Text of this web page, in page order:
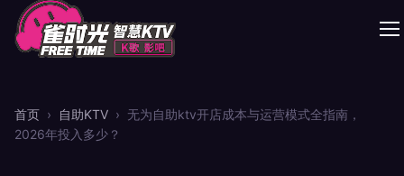
首页 › 自助KTV › 无为自助ktv开店成本与运营模式全指南，
2026年投入多少？